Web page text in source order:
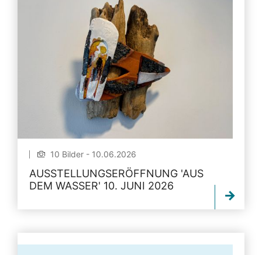
10 Bilder - 10.06.2026
AUSSTELLUNGSERÖFFNUNG 'AUS
DEM WASSER' 10. JUNI 2026